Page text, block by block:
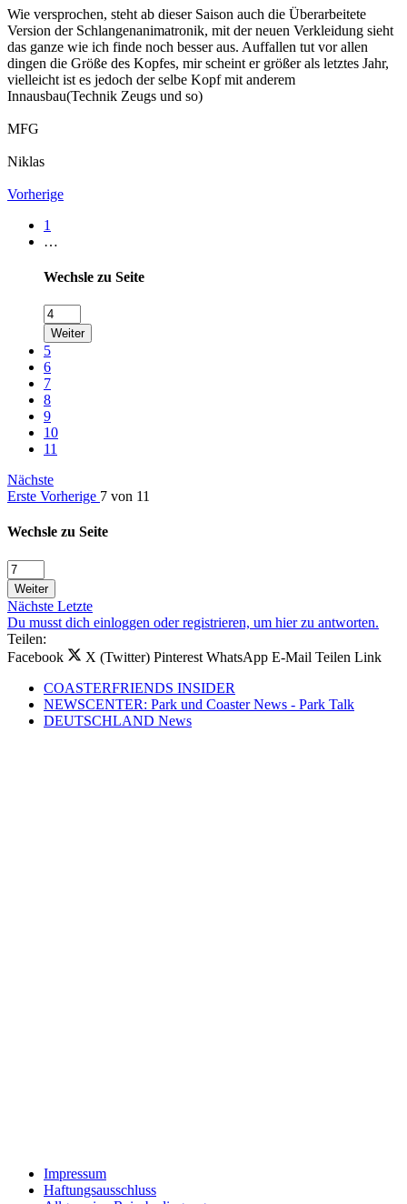
Wie versprochen, steht ab dieser Saison auch die Überarbeitete
Version der Schlangenanimatronik, mit der neuen Verkleidung sieht
das ganze wie ich finde noch besser aus. Auffallen tut vor allen
dingen die Größe des Kopfes, mir scheint er größer als letztes Jahr,
vielleicht ist es jedoch der selbe Kopf mit anderem
Innausbau(Technik Zeugs und so)
MFG
Niklas
Vorherige
1
…
Wechsle zu Seite
Weiter
5
6
7
8
9
10
11
Nächste
Erste Vorherige 7 von 11
Wechsle zu Seite
Weiter
Nächste Letzte
Du musst dich einloggen oder registrieren, um hier zu antworten.
Teilen:
Facebook
X (Twitter) Pinterest WhatsApp E-Mail Teilen Link
COASTERFRIENDS INSIDER
NEWSCENTER: Park und Coaster News - Park Talk
DEUTSCHLAND News
Impressum
Haftungsausschluss